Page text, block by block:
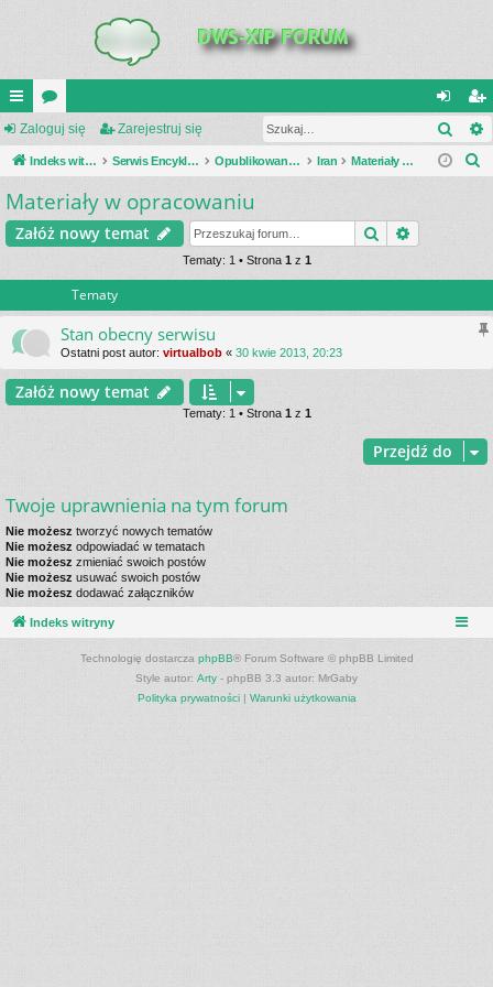
UI
C
K
_L
or
a
al
og
ar
ej
ę
Zaloguj się Zarejestruj się
Indeks witryny Serwis Encyklopedia Uzbrojenia Opublikowane zestawienia Iran Materiały w opracowaniu
j
Materiały w opracowaniu
Załóż nowy temat Szukaj
Tematy: 1 • Strona 1 z 1
Tematy
Stan obecny serwisu
Ostatni post autor: virtualbob « 30 kwie 2013, 20:23
Załóż nowy temat
Tematy: 1 • Strona 1 z 1
Przejdź do
Twoje uprawnienia na tym forum
Nie możesz tworzyć nowych tematów
Nie możesz odpowiadać w tematach
Nie możesz zmieniać swoich postów
Nie możesz usuwać swoich postów
Nie możesz dodawać załączników
Indeks witryny
Technologię dostarcza phpBB® Forum Software © phpBB Limited
Style autor: Arty - phpBB 3.3 autor: MrGaby
Polityka prywatności| Warunki użytkowania